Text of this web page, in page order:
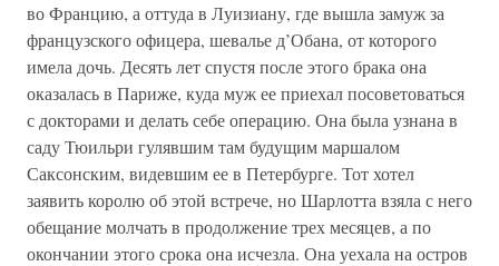
во Францию, а оттуда в Луизиану, где вышла замуж за
французского офицера, шевалье д’Обана, от которого
имела дочь. Десять лет спустя после этого брака она
оказалась в Париже, куда муж ее приехал посоветоваться
с докторами и делать себе операцию. Она была узнана в
саду Тюильри гулявшим там будущим маршалом
Саксонским, видевшим ее в Петербурге. Тот хотел
заявить королю об этой встрече, но Шарлотта взяла с него
обещание молчать в продолжение трех месяцев, а по
окончании этого срока она исчезла. Она уехала на остров